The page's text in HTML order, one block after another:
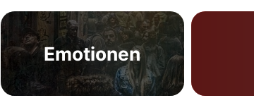
Emotionen